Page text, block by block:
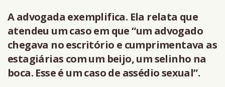
A advogada exemplifica. Ela relata que
atendeu um caso em que “um advogado
chegava no escritório e cumprimentava as
estagiárias com um beijo, um selinho na
boca. Esse é um caso de assédio sexual”.